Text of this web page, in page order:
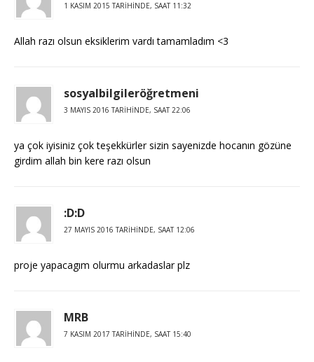
1 KASIM 2015 TARIHINDE, SAAT 11:32
Allah razı olsun eksiklerim vardı tamamladım <3
sosyalbilgileröğretmeni
3 MAYIS 2016 TARIHINDE, SAAT 22:06
ya çok iyisiniz çok teşekkürler sizin sayenizde hocanın gözüne
girdim allah bin kere razı olsun
:D:D
27 MAYIS 2016 TARIHINDE, SAAT 12:06
proje yapacagım olurmu arkadaslar plz
MRB
7 KASIM 2017 TARIHINDE, SAAT 15:40